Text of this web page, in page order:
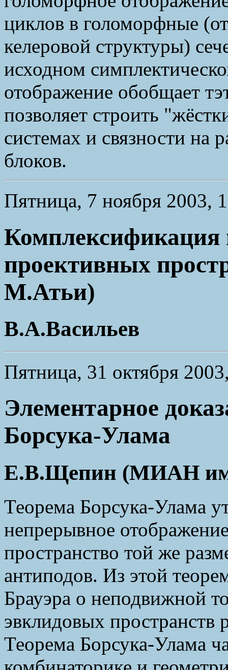
циклов в голоморфные
келеровой структуры)
исходном
отображение обобщает
позволяет строить
системах и связности на
блоков.
Пятница, 7 ноября 2003,
Комплексификация
проективных
М.Атьи)
В.А.Васильев
Пятница, 31 октября
Элементарное
Борсука-Улама
Е.В.Щепин (МИАН
Теорема Борсука-Улама
непрерывное
пространство той же
антиподов. Из этой
Брауэра о неподвижной
эвклидовых пространств
Теорема Борсука-Улама